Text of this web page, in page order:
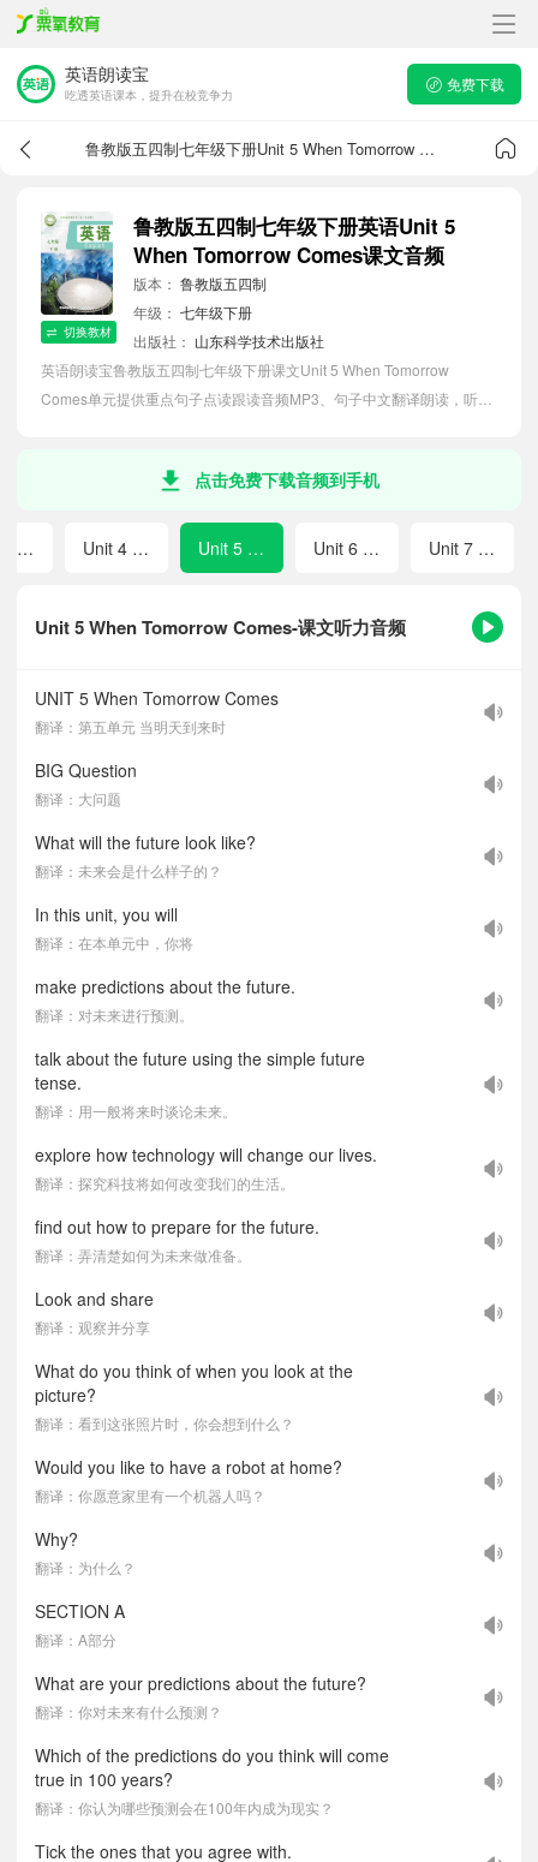
英语朗读宝
吃透英语课本，提升在校竞争力
免费下载
鲁教版五四制七年级下册Unit 5 When Tomorrow Comes课文音频
切换教材
鲁教版五四制七年级下册英语Unit 5
When Tomorrow Comes课文音频
版本： 鲁教版五四制
年级： 七年级下册
出版社： 山东科学技术出版社
英语朗读宝鲁教版五四制七年级下册课文Unit 5 When Tomorrow
Comes单元提供重点句子点读跟读音频MP3、句子中文翻译朗读，听力
点击免费下载音频到手机
Unit 5 When Tomorrow Comes-课文听力音频
UNIT 5 When Tomorrow Comes
翻译：第五单元 当明天到来时
BIG Question
翻译：大问题
What will the future look like?
翻译：未来会是什么样子的？
In this unit, you will
翻译：在本单元中，你将
make predictions about the future.
翻译：对未来进行预测。
talk about the future using the simple future
tense.
翻译：用一般将来时谈论未来。
explore how technology will change our lives.
翻译：探究科技将如何改变我们的生活。
find out how to prepare for the future.
翻译：弄清楚如何为未来做准备。
Look and share
翻译：观察并分享
What do you think of when you look at the
picture?
翻译：看到这张照片时，你会想到什么？
Would you like to have a robot at home?
翻译：你愿意家里有一个机器人吗？
Why?
翻译：为什么？
SECTION A
翻译：A部分
What are your predictions about the future?
翻译：你对未来有什么预测？
Which of the predictions do you think will come
true in 100 years?
翻译：你认为哪些预测会在100年内成为现实？
Tick the ones that you agree with.
Unit 3 What a Delicious Meal! Unit 4 Plan for Yourself Unit 5 When Tomorrow Comes Unit 6 Let's Communicate! Unit 7 For Fun For Health For Spirit